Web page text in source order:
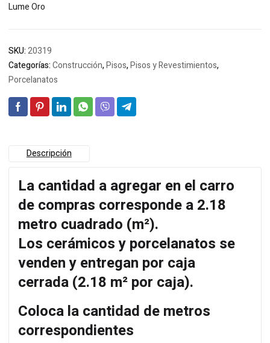
Lume Oro
SKU:20319
Categorías:Construcción,Pisos,Pisos y Revestimientos,
Porcelanatos
Descripción
La cantidad a agregar en el carro
de compras corresponde a 2.18
metro cuadrado (m²).
Los cerámicos y porcelanatos se
venden y entregan por caja
cerrada (2.18 m² por caja).
Coloca la cantidad de metros
correspondientes